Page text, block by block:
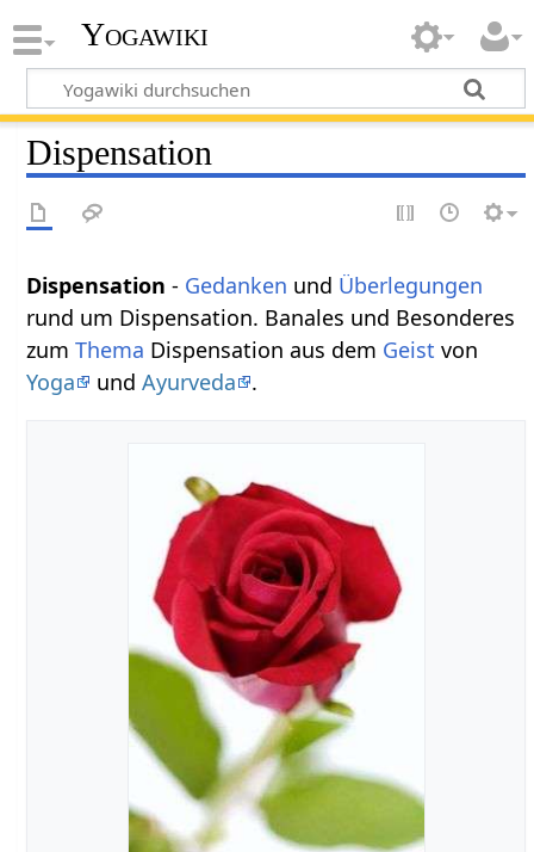
Yogawiki
Dispensation
Dispensation- Gedanken und Überlegungen
rund um Dispensation. Banales und Besonderes
zumThema Dispensation aus dem Geist von
Yoga
undAyurveda .